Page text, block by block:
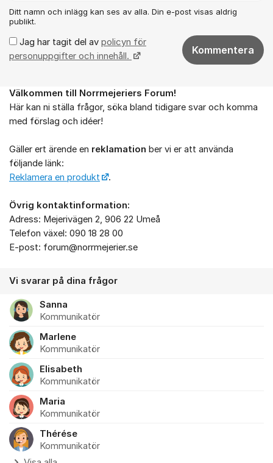
Ditt namn och inlägg kan ses av alla. Din e-post visas aldrig
publikt.
Jag har tagit del av policyn för
personuppgifter och innehåll.
Kommentera
Om forumet
Välkommen till Norrmejeriers Forum!
Här kan ni ställa frågor, söka bland tidigare svar och komma
med förslag och idéer!
Gäller ert ärende en reklamation ber vi er att använda
följande länk:
Reklamera en produkt
.
Övrig kontaktinformation:
Adress: Mejerivägen 2, 906 22 Umeå
Telefon växel: 090 18 28 00
E-post: forum@norrmejerier.se
Vi svarar på dina frågor
Sanna
Kommunikatör
Marlene
Kommunikatör
Elisabeth
Kommunikatör
Maria
Kommunikatör
Thérése
Kommunikatör